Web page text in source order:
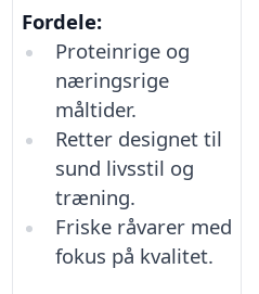
Fordele:
Proteinrige og
næringsrige
måltider.
Retter designet til
sund livsstil og
træning.
Friske råvarer med
fokus på kvalitet.